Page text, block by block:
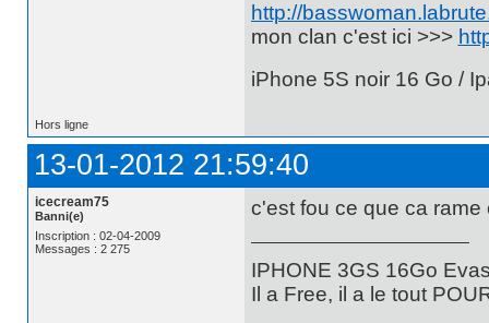
http://
mon clan c'est ici >>>
iPhone 5S noir 16 Go /
Hors ligne
13-01-2012 21:59:40
icecream75
Banni(e)
Inscription : 02-04-2009
Messages : 2 275
c'est fou ce que ca rame
IPHONE 3GS 16Go
Il a Free, il a le tout